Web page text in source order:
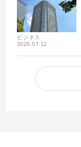
ビジネス
2026.07.12